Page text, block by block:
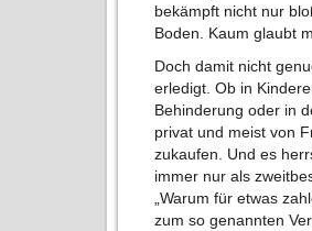
bekämpft nicht nur
Boden. Kaum glaubt
Doch damit nicht
erledigt. Ob in
Behinderung oder in
privat und meist von
zukaufen. Und es
immer nur als
„Warum für etwas
zum so genannten